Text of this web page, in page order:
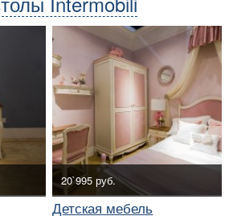
20`995 руб.
Детская мебель